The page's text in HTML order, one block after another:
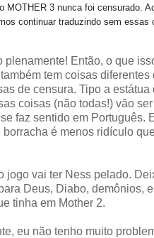
MOTHER 3 nunca foi censurado.
continuar traduzindo sem essas
plenamente! Então, o que
tem coisas diferentes
de censura. Tipo a estátua
coisas (não todas!) vão
faz sentido em Português.
é menos ridículo
jogo vai ter Ness pelado.
Deus, Diabo, demônios,
tinha em Mother 2.
eu não tenho muito